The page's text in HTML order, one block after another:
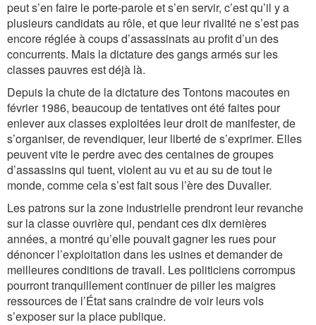
peut s’en faire le porte-parole et s’en servir, c’est qu’il y a
plusieurs candidats au rôle, et que leur rivalité ne s’est pas
encore réglée à coups d’assassinats au profit d’un des
concurrents. Mais la dictature des gangs armés sur les
classes pauvres est déjà là.
Depuis la chute de la dictature des Tontons macoutes en
février 1986, beaucoup de tentatives ont été faites pour
enlever aux classes exploitées leur droit de manifester, de
s’organiser, de revendiquer, leur liberté de s’exprimer. Elles
peuvent vite le perdre avec des centaines de groupes
d’assassins qui tuent, violent au vu et au su de tout le
monde, comme cela s’est fait sous l’ère des Duvalier.
Les patrons sur la zone industrielle prendront leur revanche
sur la classe ouvrière qui, pendant ces dix dernières
années, a montré qu’elle pouvait gagner les rues pour
dénoncer l’exploitation dans les usines et demander de
meilleures conditions de travail. Les politiciens corrompus
pourront tranquillement continuer de piller les maigres
ressources de l’État sans craindre de voir leurs vols
s’exposer sur la place publique.